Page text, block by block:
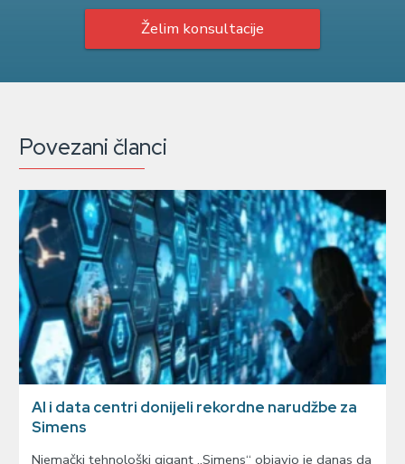
Želim konsultacije
Povezani članci
AI i data centri donijeli rekordne narudžbe za
Simens
Njemački tehnološki gigant „Simens“ objavio je danas da